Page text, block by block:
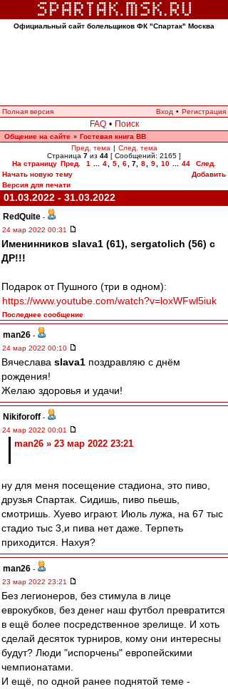
Официальный сайт болельщиков ФК "Спартак" Москва
Полная версия Вход • Регистрация
FAQ • Поиск
Общение на сайте » Гостевая книга ВВ
Пред. тема | След. тема
Страница 7 из 44 [ Сообщений: 2165 ]
На страницу Пред. 1 4 5 6 7 8 9 10 44
След.
Начать новую тему
Добавить
Версия для печати
01.03.2022 - 31.03.2022
RedQuite -
24 мар 2022 00:31
Именинников slava1 (61), sergatolich (56) с
ДР!!!
Подарок от Пушного (три в одном):
https://www.youtube.com/watch?v=loxWFwl5iuk
Последнее сообщение
man26 -
24 мар 2022 00:10
Вячеслава slava1 поздравляю с днём
рождения!
Желаю здоровья и удачи!
Nikiforoff -
24 мар 2022 00:01
man26 » 23 мар 2022 23:21
ну для меня посещение стадиона, это пиво,
друзья Спартак. Сидишь, пиво пьешь,
смотришь. Хуево играют. Июль лужа, на 67 тыс
стадио тыс 3,и пива нет даже. Терпеть
приходится. Нахуя?
man26 -
23 мар 2022 23:21
Без легионеров, без стимула в лице
еврокубков, без денег наш футбол превратится
в ещё более посредственное зрелище. И хоть
сделай десяток турниров, кому они интересны
будут? Люди "испорчены" европейскими
чемпионатами.
И ещё, по одной ранее поднятой теме -